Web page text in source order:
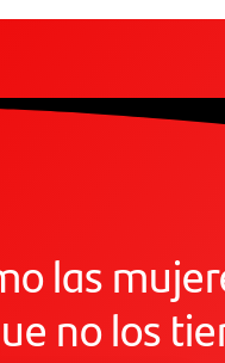
las
no los